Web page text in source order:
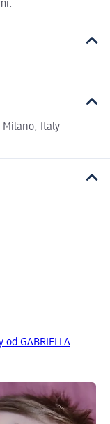
Milano, Italy
GABRIELLA